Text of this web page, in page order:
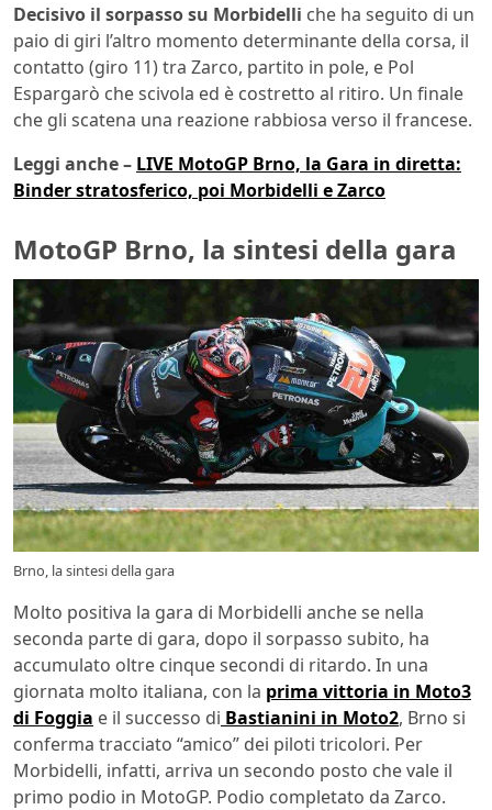
Decisivo il sorpasso su Morbidelli che ha seguito di un
paio di giri l’altro momento determinante della corsa, il
contatto (giro 11) tra Zarco, partito in pole, e Pol
Espargarò che scivola ed è costretto al ritiro. Un finale
che gli scatena una reazione rabbiosa verso il francese.
Leggi anche – LIVE MotoGP Brno, la Gara in diretta:
Binder stratosferico, poi Morbidelli e Zarco
MotoGP Brno, la sintesi della gara
Brno, la sintesi della gara
Molto positiva la gara di Morbidelli anche se nella
seconda parte di gara, dopo il sorpasso subito, ha
accumulato oltre cinque secondi di ritardo. In una
giornata molto italiana, con la prima vittoria in Moto3
di Foggia e il successo di Bastianini in Moto2, Brno si
conferma tracciato “amico” dei piloti tricolori. Per
Morbidelli, infatti, arriva un secondo posto che vale il
primo podio in MotoGP. Podio completato da Zarco.